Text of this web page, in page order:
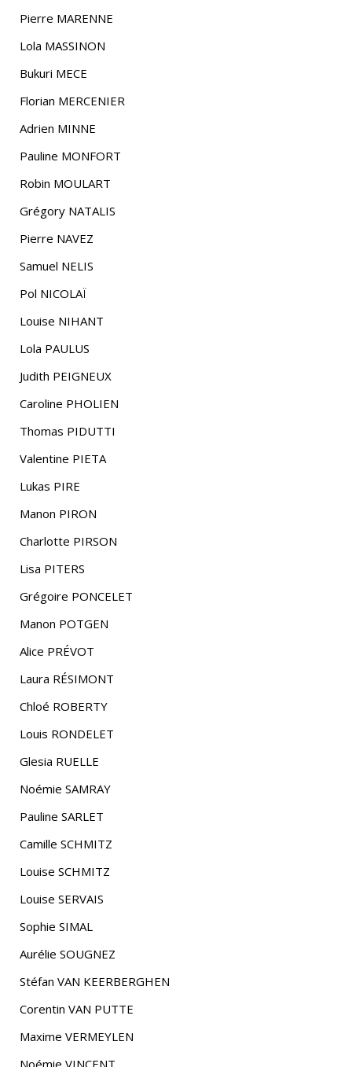
Pierre MARENNE
Lola MASSINON
Bukuri MECE
Florian MERCENIER
Adrien MINNE
Pauline MONFORT
Robin MOULART
Grégory NATALIS
Pierre NAVEZ
Samuel NELIS
Pol NICOLAÏ
Louise NIHANT
Lola PAULUS
Judith PEIGNEUX
Caroline PHOLIEN
Thomas PIDUTTI
Valentine PIETA
Lukas PIRE
Manon PIRON
Charlotte PIRSON
Lisa PITERS
Grégoire PONCELET
Manon POTGEN
Alice PRÉVOT
Laura RÉSIMONT
Chloé ROBERTY
Louis RONDELET
Glesia RUELLE
Noémie SAMRAY
Pauline SARLET
Camille SCHMITZ
Louise SCHMITZ
Louise SERVAIS
Sophie SIMAL
Aurélie SOUGNEZ
Stéfan VAN KEERBERGHEN
Corentin VAN PUTTE
Maxime VERMEYLEN